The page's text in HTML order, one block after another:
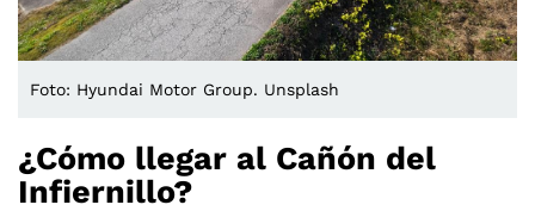
Foto: Hyundai Motor Group. Unsplash
¿Cómo llegar al Cañón del
Infiernillo?